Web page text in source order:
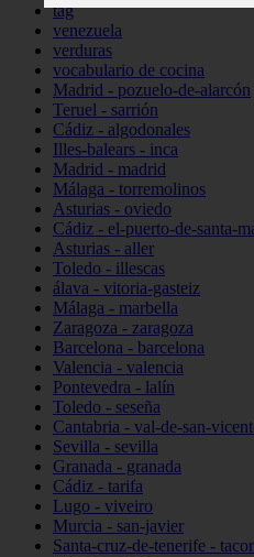
tag
venezuela
verduras
vocabulario de cocina
Madrid - pozuelo-de-alarcón
Teruel - sarrión
Cádiz - algodonales
Illes-balears - inca
Madrid - madrid
Málaga - torremolinos
Asturias - oviedo
Cádiz - el-puerto-de-santa-
Asturias - aller
Toledo - illescas
álava - vitoria-gasteiz
Málaga - marbella
Zaragoza - zaragoza
Barcelona - barcelona
Valencia - valencia
Pontevedra - lalín
Toledo - seseña
Cantabria - val-de-san-
Sevilla - sevilla
Granada - granada
Cádiz - tarifa
Lugo - viveiro
Murcia - san-javier
Santa-cruz-de-tenerife -